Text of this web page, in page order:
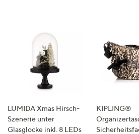
LUMIDA Xmas Hirsch-
Szenerie unter
Glasglocke inkl. 8 LEDs
KIPLING®